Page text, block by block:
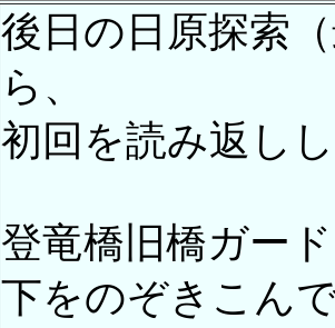
後日の日原探索
ら、
初回を読み返し
登竜橋旧橋ガー
下をのぞきこん